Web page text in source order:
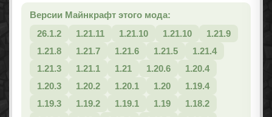
Версии Майнкрафт этого мода:
26.1.2
1.21.11 1.21.10 1.21.10
1.21.9
1.21.8
1.21.7 1.21.6 1.21.5
1.21.4
1.21.3
1.21.1 1.21 1.20.6
1.20.4
1.20.3
1.20.2 1.20.1 1.20
1.19.4
1.19.3
1.19.2 1.19.1 1.19
1.18.2